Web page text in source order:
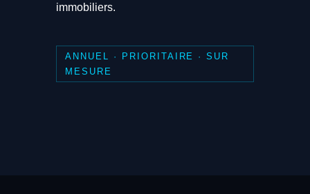
immobiliers.
ANNUEL · PRIORITAIRE · SUR
MESURE